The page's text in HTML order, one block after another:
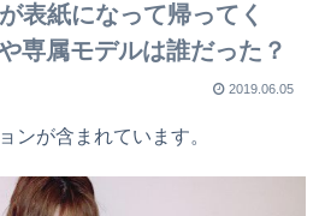
表紙になって帰ってく
専属モデルは誰だった？
2019.06.05
ンが含まれています。